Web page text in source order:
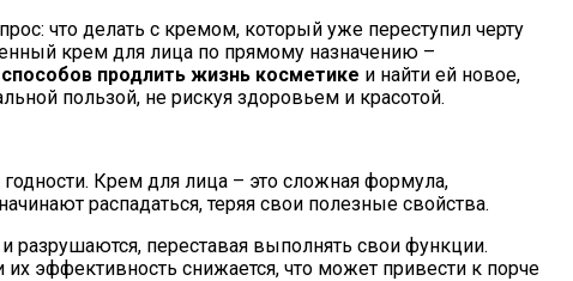
что делать с кремом, который уже переступил черту
крем для лица по прямому назначению –
способов продлить жизнь косметике и найти ей новое,
пользой, не рискуя здоровьем и красотой.
Крем для лица – это сложная формула,
распадаться, теряя свои полезные свойства.
переставая выполнять свои функции.
эффективность снижается, что может привести к порче